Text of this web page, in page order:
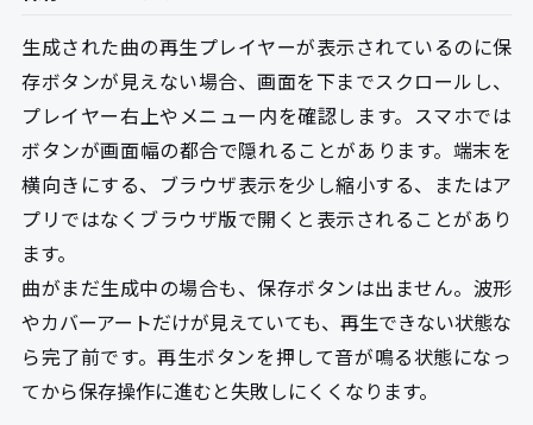
生成された曲の再生プレイヤーが表示されているのに保
存ボタンが見えない場合、画面を下までスクロールし、
プレイヤー右上やメニュー内を確認します。スマホでは
ボタンが画面幅の都合で隠れることがあります。端末を
横向きにする、ブラウザ表示を少し縮小する、またはア
プリではなくブラウザ版で開くと表示されることがあり
ます。
曲がまだ生成中の場合も、保存ボタンは出ません。波形
やカバーアートだけが見えていても、再生できない状態な
ら完了前です。再生ボタンを押して音が鳴る状態になっ
てから保存操作に進むと失敗しにくくなります。